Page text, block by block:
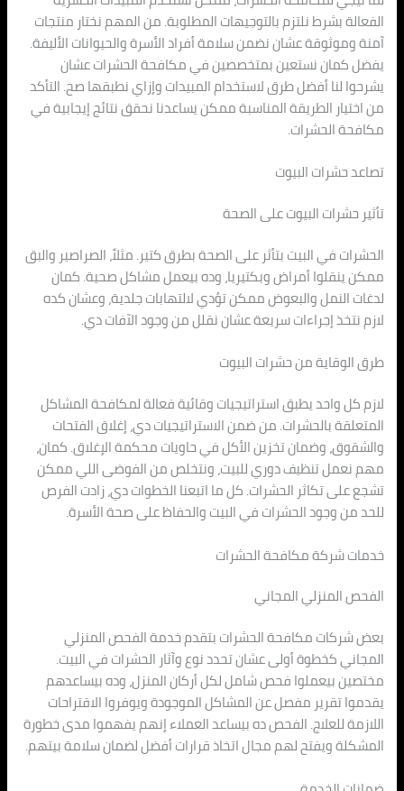
الفعالة بشرط نلتزم بالتوجيهات المطلوبة. من المهم نختار منتجات
آمنة وموثوقة عشان نضمن سلامة أفراد الأسرة والحيوانات الأليفة.
يفضل كمان نستعين بمتخصصين في مكافحة الحشرات عشان
يشرحوا لنا أفضل طرق لاستخدام المبيدات وإزاي نطبقها صح. التأكد
من اختيار الطريقة المناسبة ممكن يساعدنا نحقق نتائج إيجابية في
مكافحة الحشرات.
تصاعد حشرات البيوت
تأثير حشرات البيوت على الصحة
الحشرات في البيت بتأثر على الصحة بطرق كتير. مثلاً، الصراصير والبق
ممكن ينقلوا أمراض وبكتيريا، وده بيعمل مشاكل صحية. كمان
لدغات النمل والبعوض ممكن تؤدي لالتهابات جلدية، وعشان كده
لازم نتخذ إجراءات سريعة عشان نقلل من وجود الآفات دي.
طرق الوقاية من حشرات البيوت
لازم كل واحد يطبق استراتيجيات وقائية فعالة لمكافحة المشاكل
المتعلقة بالحشرات. من ضمن الاستراتيجيات دي، إغلاق الفتحات
والشقوق، وضمان تخزين الأكل في حاويات محكمة الإغلاق. كمان،
مهم نعمل تنظيف دوري للبيت، ونتخلص من الفوضى اللي ممكن
تشجع على تكاثر الحشرات. كل ما اتبعنا الخطوات دي، زادت الفرص
للحد من وجود الحشرات في البيت والحفاظ على صحة الأسرة.
خدمات شركة مكافحة الحشرات
الفحص المنزلي المجاني
بعض شركات مكافحة الحشرات بتقدم خدمة الفحص المنزلي
المجاني كخطوة أولى عشان تحدد نوع وآثار الحشرات في البيت.
مختصين بيعملوا فحص شامل لكل أركان المنزل، وده بيساعدهم
يقدموا تقرير مفصل عن المشاكل الموجودة ويوفروا الاقتراحات
اللازمة للعلاج. الفحص ده بيساعد العملاء إنهم يفهموا مدى خطورة
المشكلة ويفتح لهم مجال اتخاذ قرارات أفضل لضمان سلامة بيتهم.